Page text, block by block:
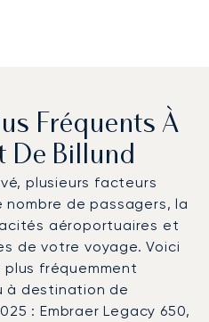
Fréquents À
De Billund
plusieurs facteurs
de passagers, la
aéroportuaires et
de votre voyage. Voici
fréquemment
à destination de
: Embraer Legacy 650,